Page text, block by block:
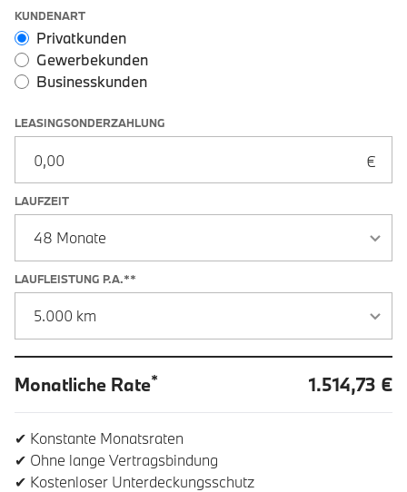
Leasingoptionen: Sonderzahlung und Laufzeit
KUNDENART
Privatkunden
Gewerbekunden
Businesskunden
LEASINGSONDERZAHLUNG
LAUFZEIT
LAUFLEISTUNG P.A.**
Monatliche Rate* 1.514,73 €
✔ Konstante Monatsraten
✔ Ohne lange Vertragsbindung
✔ Kostenloser Unterdeckungsschutz